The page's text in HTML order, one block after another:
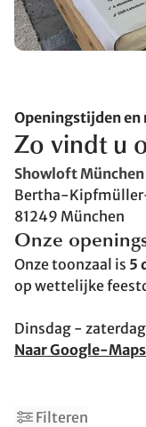
Openingstijden en
Zo vindt u
Showloft München
Bertha-
81249 München
Onze
Onze toonzaal is 5
op wettelijke
Dinsdag -
Naar Google-Maps
Filteren